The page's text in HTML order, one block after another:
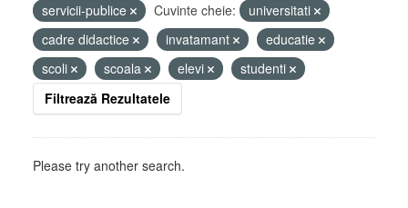
servicii-publice
Cuvinte cheie:
universitati
cadre didactice
invatamant
educatie
scoli
scoala elevi
studenti
Filtrează Rezultatele
Please try another search.